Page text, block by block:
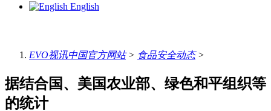
English
EVO视讯中国官方网站> 食品安全动态>
据结合国、美国农业部、绿色和平组织等
的统计